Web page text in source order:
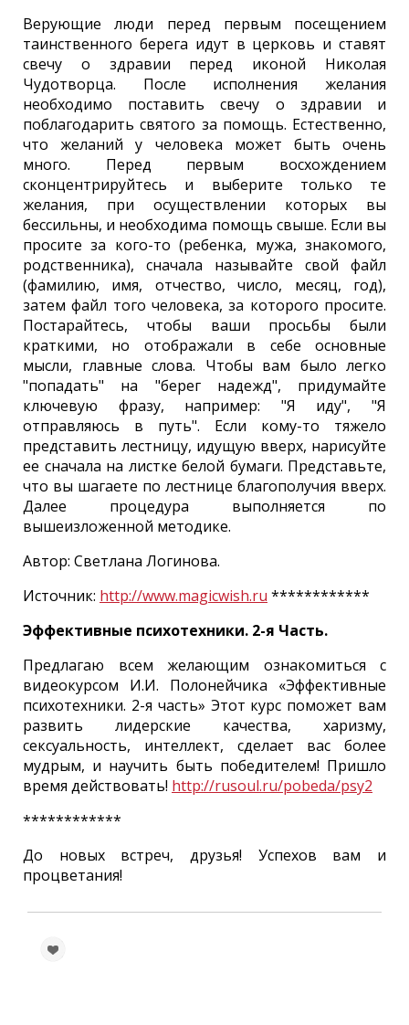
Верующие люди перед первым посещением
таинственного берега идут в церковь и ставят
свечу о здравии перед иконой Николая
Чудотворца. После исполнения желания
необходимо поставить свечу о здравии и
поблагодарить святого за помощь. Естественно,
что желаний у человека может быть очень
много. Перед первым восхождением
сконцентрируйтесь и выберите только те
желания, при осуществлении которых вы
бессильны, и необходима помощь свыше. Если вы
просите за кого-то (ребенка, мужа, знакомого,
родственника), сначала называйте свой файл
(фамилию, имя, отчество, число, месяц, год),
затем файл того человека, за которого просите.
Постарайтесь, чтобы ваши просьбы были
краткими, но отображали в себе основные
мысли, главные слова. Чтобы вам было легко
"попадать" на "берег надежд", придумайте
ключевую фразу, например: "Я иду", "Я
отправляюсь в путь". Если кому-то тяжело
представить лестницу, идущую вверх, нарисуйте
ее сначала на листке белой бумаги. Представьте,
что вы шагаете по лестнице благополучия вверх.
Далее процедура выполняется по
вышеизложенной методике.
Автор: Светлана Логинова.
Источник: http://www.magicwish.ru ************
Эффективные психотехники. 2-я Часть.
Предлагаю всем желающим ознакомиться с
видеокурсом И.И. Полонейчика «Эффективные
психотехники. 2-я часть» Этот курс поможет вам
развить лидерские качества, харизму,
сексуальность, интеллект, сделает вас более
мудрым, и научить быть победителем! Пришло
время действовать! http://rusoul.ru/pobeda/psy2
************
До новых встреч, друзья! Успехов вам и
процветания!